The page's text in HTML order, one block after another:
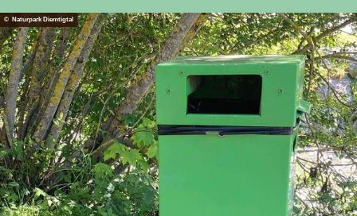
© Naturpark Diemtigtal